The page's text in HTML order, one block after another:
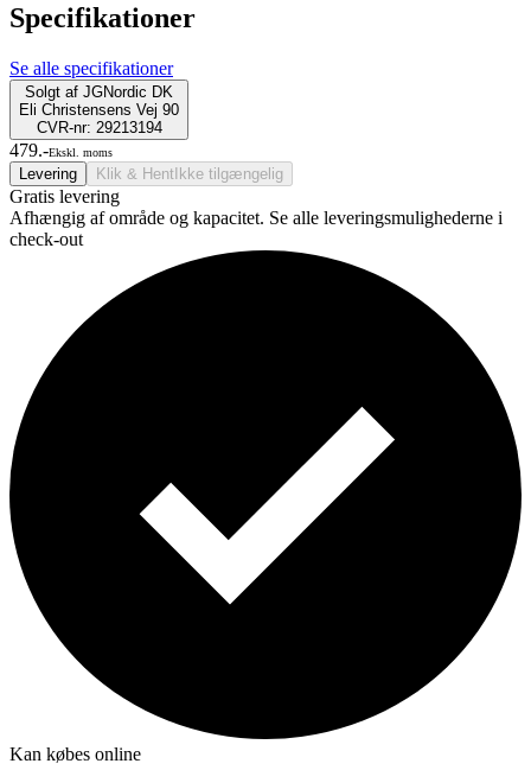
Specifikationer
Se alle specifikationer
Solgt af JGNordic DK
Eli Christensens Vej 90
CVR-nr: 29213194
479.-Ekskl. moms
Levering Klik & Hent Ikke tilgængelig
Gratis levering
Afhængig af område og kapacitet. Se alle leveringsmulighederne i
check-out
Kan købes online